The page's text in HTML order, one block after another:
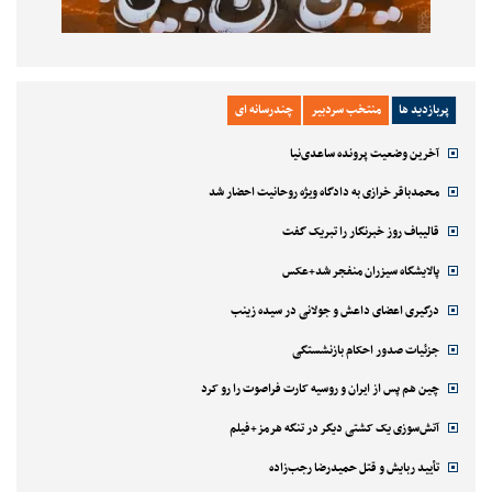
پربازدید ها منتخب سردبیر چندرسانه ای
آخرین وضعیت پرونده ساعدی‌نیا
محمدباقر خرازی به دادگاه ویژه روحانیت احضار شد
قالیباف روز خبرنگار را تبریک گفت
پالایشگاه سیزران منفجر شد+عکس
درگیری اعضای داعش و جولانی در سیده زینب
جزئیات صدور احکام بازنشستگی
چین هم پس از ایران و روسیه کارت فراصوت را رو کرد
آتش‌سوزی یک کشتی دیگر در تنگه هرمز+فیلم
تأیید ربایش و قتل حمیدرضا رجب‌زاده